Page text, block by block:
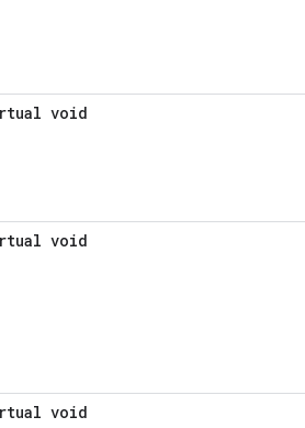
void
void
void